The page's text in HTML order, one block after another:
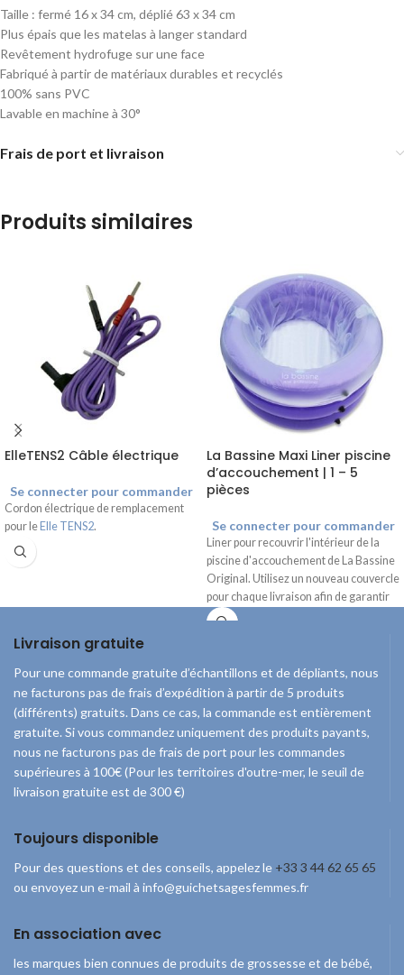
Taille : fermé 16 x 34 cm, déplié 63 x 34 cm
Plus épais que les matelas à langer standard
Revêtement hydrofuge sur une face
Fabriqué à partir de matériaux durables et recyclés
100% sans PVC
Lavable en machine à 30°
Frais de port et livraison
Produits similaires
ElleTENS2 Câble électrique
Se connecter pour commander
Cordon électrique de remplacement
pour le Elle TENS2.
La Bassine Maxi Liner piscine
d’accouchement | 1 – 5
pièces
Se connecter pour commander
Liner pour recouvrir l'intérieur de la
piscine d'accouchement de La Bassine
Original. Utilisez un nouveau couvercle
pour chaque livraison afin de garantir
l'hygiène souhaitée.
Livraison gratuite
Pour une commande gratuite d’échantillons et de dépliants, nous
ne facturons pas de frais d’expédition à partir de 5 produits
(différents) gratuits. Dans ce cas, la commande est entièrement
gratuite. Si vous commandez uniquement des produits payants,
nous ne facturons pas de frais de port pour les commandes
supérieures à 100€ (Pour les territoires d'outre-mer, le seuil de
livraison gratuite est de 300 €)
Toujours disponible
Pour des questions et des conseils, appelez le +33 3 44 62 65 65
ou envoyez un e-mail à info@guichetsagesfemmes.fr
En association avec
les marques bien connues de produits de grossesse et de bébé,